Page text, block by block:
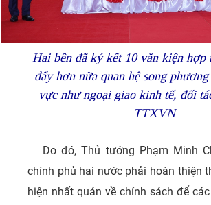
Hai bên đã ký kết 10 văn kiện hợp
đẩy hơn nữa quan hệ song
vực như ngoại giao kinh tế, đối
TTXVN
Do đó, Thủ tướng Phạm Minh
chính phủ hai nước phải hoàn thiện
hiện nhất quán về chính sách để